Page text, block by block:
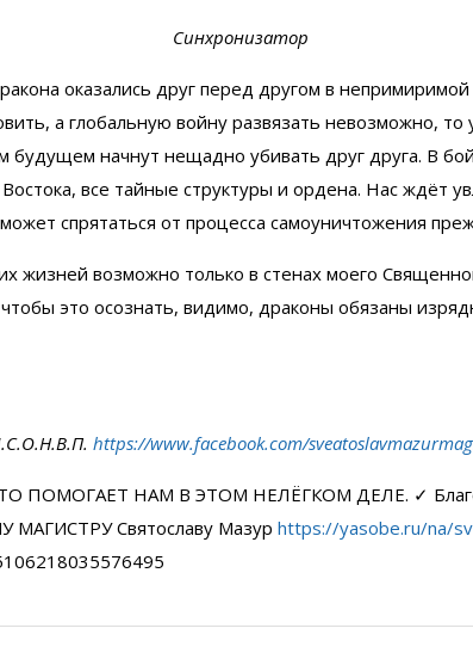
Синхронизатор
оказались друг перед другом в непримиримой
а глобальную войну развязать невозможно, то
будущем начнут нещадно убивать друг друга. В
все тайные структуры и ордена. Нас ждёт
спрятаться от процесса самоуничтожения
жизней возможно только в стенах моего
это осознать, видимо, драконы обязаны
https://www.facebook.com/
ПОМОГАЕТ НАМ В ЭТОМ НЕЛЁГКОМ ДЕЛЕ. ✓
МАГИСТРУ Святославу Мазур https://yasobe.ru/na/